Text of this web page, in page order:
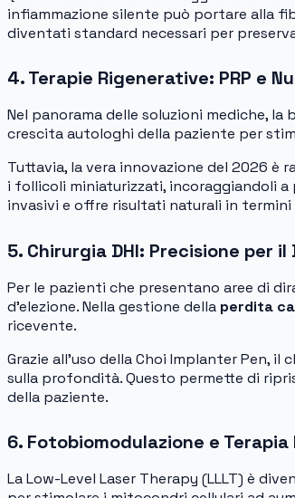
infiammazione silente può portare alla
diventati standard necessari per
4. Terapie Rigenerative: PRP e
Nel panorama delle soluzioni mediche,
crescita autologhi della paziente per
Tuttavia, la vera innovazione del 2026 è
i follicoli miniaturizzati, incoraggiandoli
invasivi e offre risultati naturali in
5. Chirurgia DHI: Precisione per
Per le pazienti che presentano aree di
d’elezione. Nella gestione della perdita
ricevente.
Grazie all’uso della Choi Implanter Pen,
sulla profondità. Questo permette di
della paziente.
6. Fotobiomodulazione e Terapia
La Low-Level Laser Therapy (LLLT) è